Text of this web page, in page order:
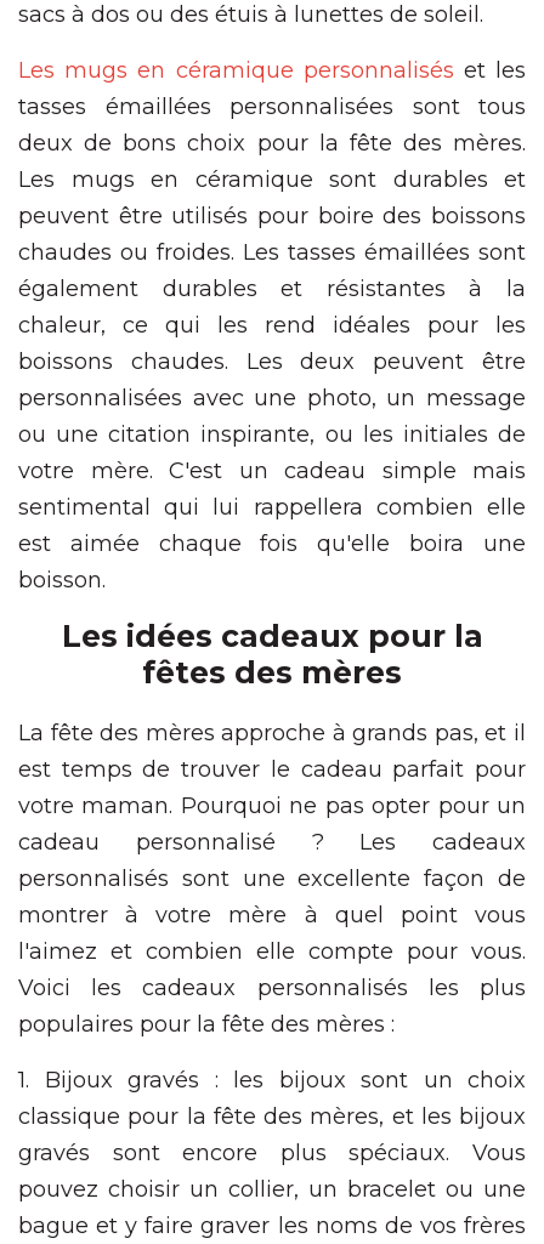
sacs à dos ou des étuis à lunettes de soleil.
Les mugs en céramique personnalisés et les
tasses émaillées personnalisées sont tous
deux de bons choix pour la fête des mères.
Les mugs en céramique sont durables et
peuvent être utilisés pour boire des boissons
chaudes ou froides. Les tasses émaillées sont
également durables et résistantes à la
chaleur, ce qui les rend idéales pour les
boissons chaudes. Les deux peuvent être
personnalisées avec une photo, un message
ou une citation inspirante, ou les initiales de
votre mère. C'est un cadeau simple mais
sentimental qui lui rappellera combien elle
est aimée chaque fois qu'elle boira une
boisson.
Les idées cadeaux pour la
fêtes des mères
La fête des mères approche à grands pas, et il
est temps de trouver le cadeau parfait pour
votre maman. Pourquoi ne pas opter pour un
cadeau personnalisé ? Les cadeaux
personnalisés sont une excellente façon de
montrer à votre mère à quel point vous
l'aimez et combien elle compte pour vous.
Voici les cadeaux personnalisés les plus
populaires pour la fête des mères :
1. Bijoux gravés : les bijoux sont un choix
classique pour la fête des mères, et les bijoux
gravés sont encore plus spéciaux. Vous
pouvez choisir un collier, un bracelet ou une
bague et y faire graver les noms de vos frères